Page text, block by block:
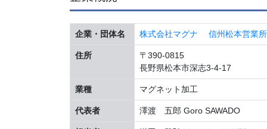
企業・団体名 株式会社マグナ 信州松本営業
住所
〒390-0815
長野県松本市深志3-4-17
業種 マグネット加工
代表者 澤渡 五郎 Goro SAWADO